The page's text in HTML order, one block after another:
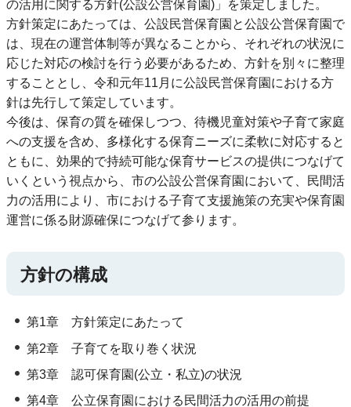
の活用に関する方針(公設公営保育園)」を策定しました。
方針策定にあたっては、公設民営保育園と公設公営保育園で
は、現在の運営体制等が異なることから、それぞれの状況に
応じた対応の検討を行う必要があるため、方針を別々に整理
することとし、令和元年11月に公設民営保育園における方
針は先行して策定しています。
今後は、保育の質を確保しつつ、待機児童対策や子育て家庭
への支援を含め、多様化する保育ニーズに柔軟に対応すると
ともに、効果的で持続可能な保育サービスの提供につなげて
いくという視点から、市の公設公営保育園において、民間活
力の活用により、市における子育て支援施策の充実や保育園
運営に係る財源確保につなげて参ります。
方針の構成
第1章 方針策定にあたって
第2章 子育てを取り巻く状況
第3章 認可保育園(公立・私立)の状況
第4章 公立保育園における民間活力の活用の前提